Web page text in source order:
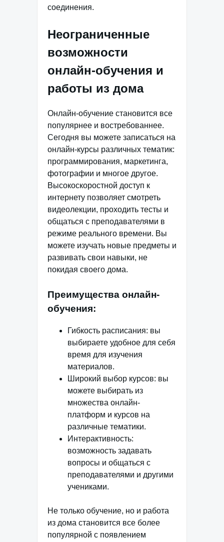
соединения.
Неограниченные
возможности
онлайн-обучения и
работы из дома
Онлайн-обучение становится все
популярнее и востребованнее.
Сегодня вы можете записаться на
онлайн-курсы различных тематик:
программирования, маркетинга,
фотографии и многое другое.
Высокоскоростной доступ к
интернету позволяет смотреть
видеолекции, проходить тесты и
общаться с преподавателями в
режиме реального времени. Вы
можете изучать новые предметы и
развивать свои навыки, не
покидая своего дома.
Преимущества онлайн-
обучения:
Гибкость расписания: вы
выбираете удобное для себя
время для изучения
материалов.
Широкий выбор курсов: вы
можете выбирать из
множества онлайн-
платформ и курсов на
различные тематики.
Интерактивность:
возможность задавать
вопросы и общаться с
преподавателями и другими
учениками.
Не только обучение, но и работа
из дома становится все более
популярной с появлением